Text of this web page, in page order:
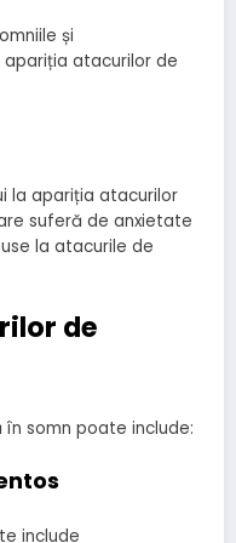
și
atacurilor de
la apariția atacurilor
suferă de anxietate
la atacurile de
de
somn poate include:
include